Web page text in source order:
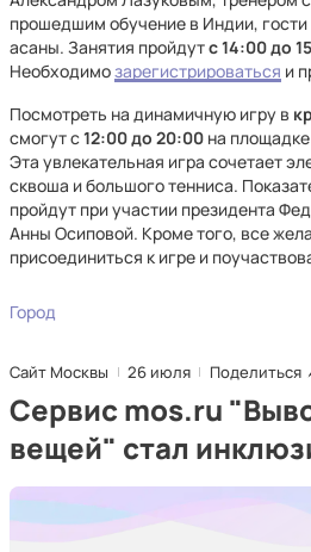
прошедшим обучение в Индии,
асаны. Занятия пройдутс 14:00 до
Необходимозарегистрироваться и
Посмотреть на динамичную игру в
смогут с12:00 до 20:00 на
Эта увлекательная игра сочетает
сквоша и большого тенниса.
пройдут при участии президента
Анны Осиповой. Кроме того, все
присоединиться к игре и
Город
Сайт Москвы 26 июля Поделиться
Сервис mos.ru
вещей" стал